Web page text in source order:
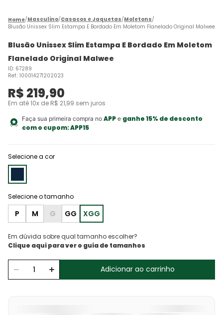
Masculino Casacos e Jaquetas Moletons
Blusão Unissex Slim Estampa E Bordado Em Moletom Flanelado Original Malwee
Blusão Unissex Slim Estampa E Bordado Em Moletom
Flanelado Original Malwee
ID: 67289
Ref.: 100014271202023
R$ 219,90
Em até10x de R$ 21,99 sem juros
Faça sua primeira compra no APPe ganhe 15% de desconto
com o cupom:APP15
Selecione a cor
P M G GG XGG
Em dúvida sobre qual tamanho escolher?
Adicionar ao carrinho